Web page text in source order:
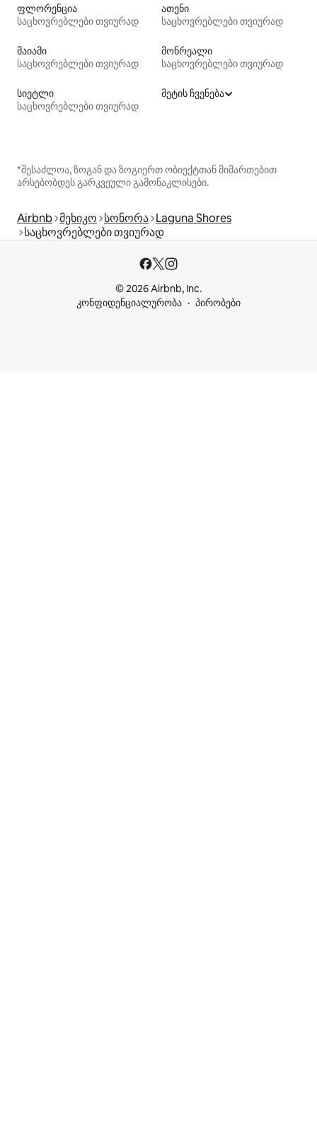
ფლორენცია
საცხოვრებლები თვიურად
ათენი
საცხოვრებლები თვიურად
მაიამი
საცხოვრებლები თვიურად
მონრეალი
საცხოვრებლები თვიურად
სიეტლი
საცხოვრებლები თვიურად
მეტის ჩვენება
*შესაძლოა, ზოგან და ზოგიერთ ობიექტთან მიმართებით
არსებობდეს გარკვეული გამონაკლისები.
Airbnb მეხიკო სონორა Laguna Shores
საცხოვრებლები თვიურად
© 2026 Airbnb, Inc.
კონფიდენციალურობა
პირობები